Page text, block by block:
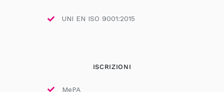
UNI EN ISO 9001:2015
ISCRIZIONI
MePA